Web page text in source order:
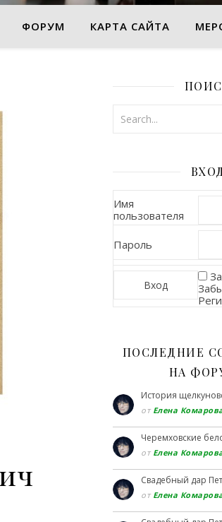
ФОРУМ КАРТА САЙТА
Имя
пользователя
Пароль
ПОСЛЕДНИЕ
НА
История
от Елена
Черемховские
от Елена
Свадебный дар
от Елена